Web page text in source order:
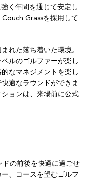
く年間を通じて安定し
Grassを採用して
れた落ち着いた環境。
ルのゴルファーが楽し
なマネジメントを楽し
適なラウンドができま
ョンは、来場前に公式
の前後を快適に過ごせ
、コースを望むゴルフ